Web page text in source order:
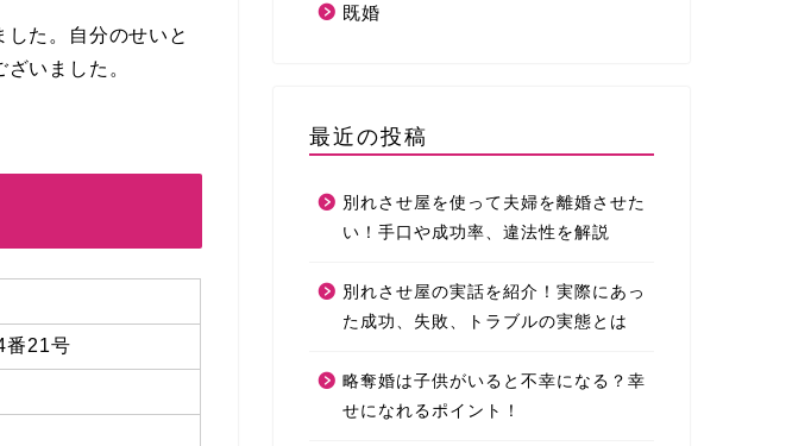
た。自分のせいと
いました。
番21号
既婚
最近の投稿
別れさせ屋を使って夫婦を離婚させた
い！手口や成功率、違法性を解説
別れさせ屋の実話を紹介！実際にあっ
た成功、失敗、トラブルの実態とは
略奪婚は子供がいると不幸になる？幸
せになれるポイント！